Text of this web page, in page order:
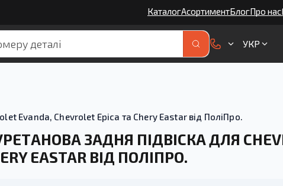
КаталогАсортиментБлогПро нас
УКР
Evanda, Chevrolet Epica та Chery Eastar від ПоліПро.
ЗАДНЯ ПІДВІСКА ДЛЯ
EASTAR ВІД ПОЛІПРО.